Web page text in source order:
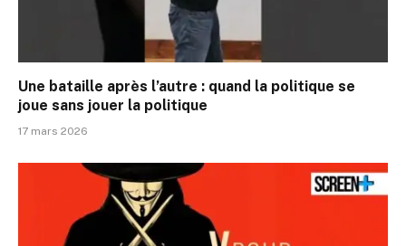
Une bataille après l’autre : quand la politique se
joue sans jouer la politique
17 mars 2026